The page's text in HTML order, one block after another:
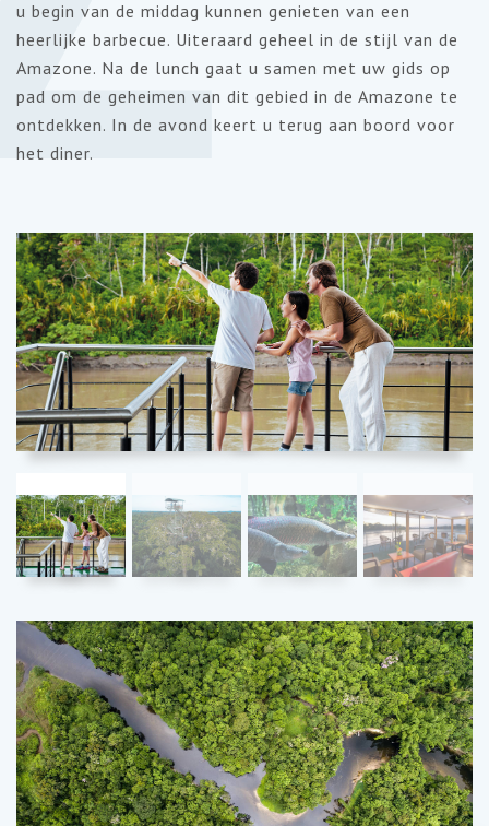
u begin van de middag kunnen genieten van een
heerlijke barbecue. Uiteraard geheel in de stijl van de
Amazone. Na de lunch gaat u samen met uw gids op
pad om de geheimen van dit gebied in de Amazone te
ontdekken. In de avond keert u terug aan boord voor
het diner.